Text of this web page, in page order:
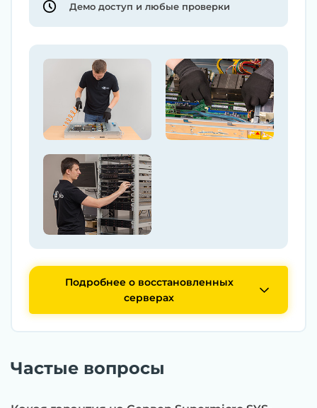
Демо доступ и любые проверки
Подробнее о восстановленных
серверах
Частые вопросы